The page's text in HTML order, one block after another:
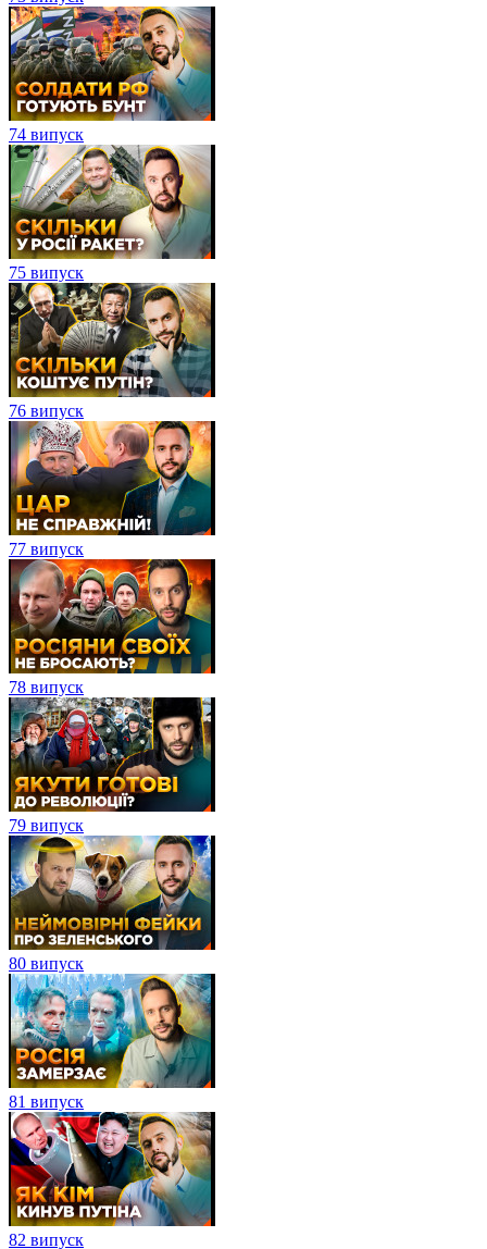
74 випуск
75 випуск
76 випуск
77 випуск
78 випуск
79 випуск
80 випуск
81 випуск
82 випуск